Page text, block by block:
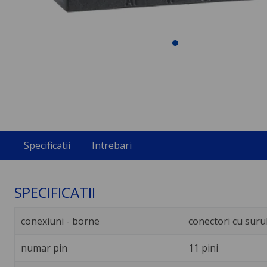
Specificatii Intrebari
SPECIFICATII
conexiuni - borne conectori cu
numar pin 11 pini